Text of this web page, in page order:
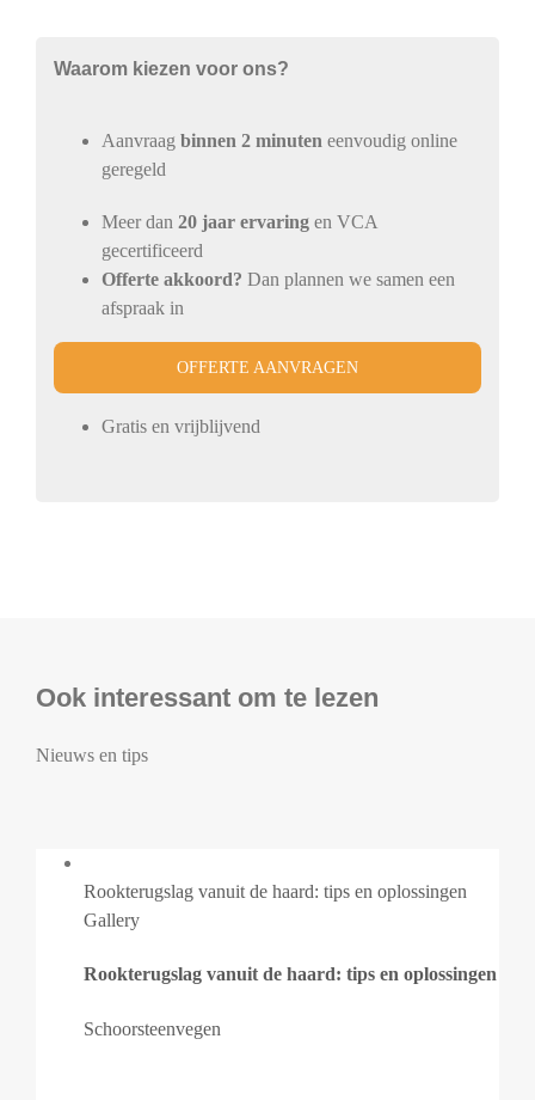
Waarom kiezen voor ons?
Aanvraag binnen 2 minuten eenvoudig online
geregeld
Meer dan 20 jaar ervaringen VCA
gecertificeerd
Offerte akkoord? Dan plannen we samen een
afspraak in
OFFERTE AANVRAGEN
Gratis en vrijblijvend
Ook interessant om te lezen
Nieuws en tips
Rookterugslag vanuit de haard: tips en oplossingen
Gallery
Rookterugslag vanuit de haard: tips en oplossingen
Schoorsteenvegen